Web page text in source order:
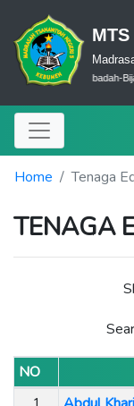
Cerdas Dalam Ibadah-
Home Tenaga
TENAGA
NO